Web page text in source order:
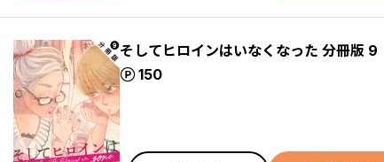
そしてヒロインはいなくなった 分冊版 9
150
ポイント